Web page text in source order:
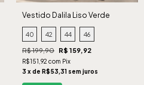
Vestido Dalila Liso Verde
40 42 44 46
R$ 199,90 R$ 159,92
R$151,92 com Pix
3 x de R$53,31 sem juros